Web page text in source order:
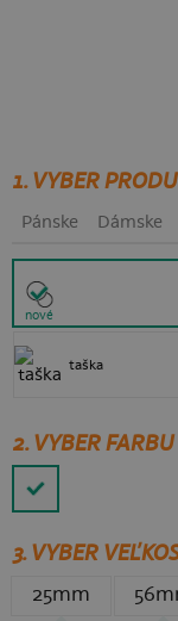
1. VYBER
Pánske Dámske
nové
taška
2. VYBER FARBU
3.VYBER
25mm